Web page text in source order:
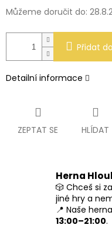
Můžeme doručit do:
Přidat
Detailní informace
ZEPTAT SE HLÍDAT
Herna
🎲 Chceš si
jiné hry a
📍 Naše
13:00–21:00.